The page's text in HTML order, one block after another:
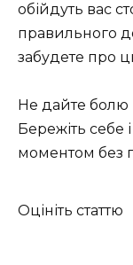
обійдуть вас
правильного
забудете про
Не дайте
Бережіть
моментом без
Оцініть статтю